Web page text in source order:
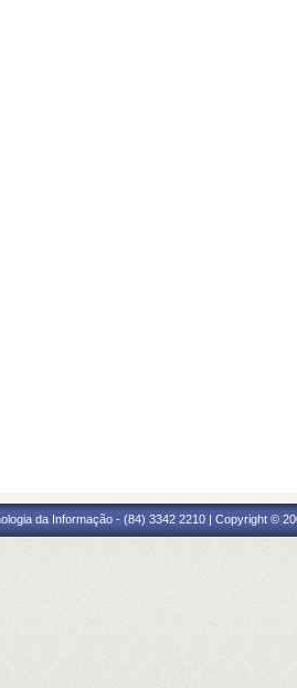
da Informação - (84) 3342 2210 | Copyright ©